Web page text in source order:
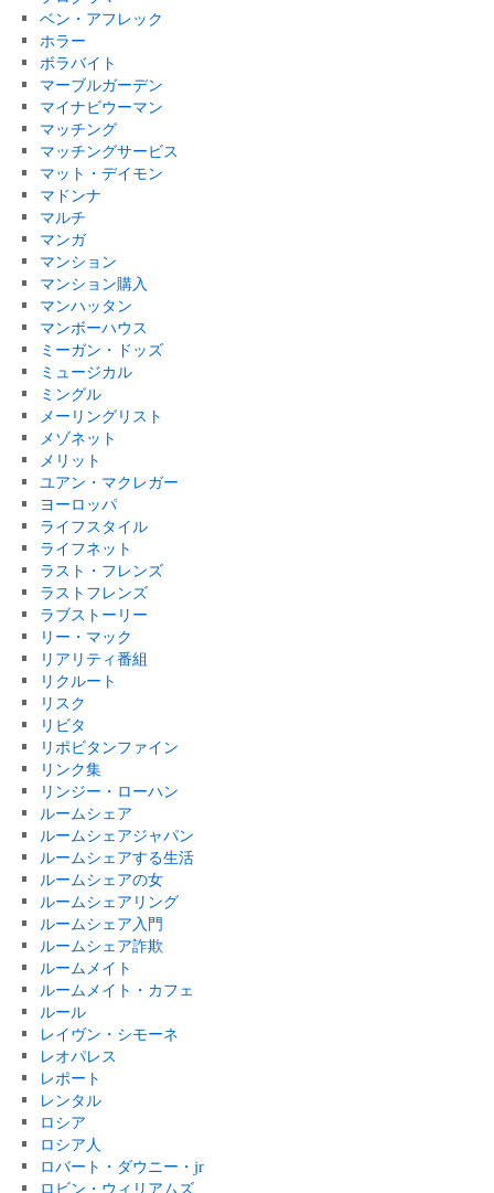
ベン・アフレック
ホラー
ボラバイト
マーブルガーデン
マイナビウーマン
マッチング
マッチングサービス
マット・デイモン
マドンナ
マルチ
マンガ
マンション
マンション購入
マンハッタン
マンボーハウス
ミーガン・ドッズ
ミュージカル
ミングル
メーリングリスト
メゾネット
メリット
ユアン・マクレガー
ヨーロッパ
ライフスタイル
ライフネット
ラスト・フレンズ
ラストフレンズ
ラブストーリー
リー・マック
リアリティ番組
リクルート
リスク
リビタ
リポビタンファイン
リンク集
リンジー・ローハン
ルームシェア
ルームシェアジャパン
ルームシェアする生活
ルームシェアの女
ルームシェアリング
ルームシェア入門
ルームシェア詐欺
ルームメイト
ルームメイト・カフェ
ルール
レイヴン・シモーネ
レオパレス
レポート
レンタル
ロシア
ロシア人
ロバート・ダウニー・jr
ロビン・ウィリアムズ